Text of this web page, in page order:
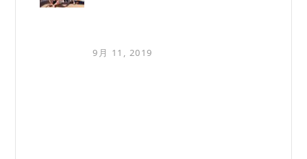
9月 11, 2019